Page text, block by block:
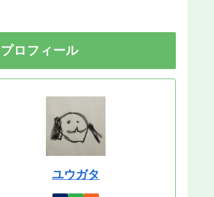
プロフィール
ユウガタ